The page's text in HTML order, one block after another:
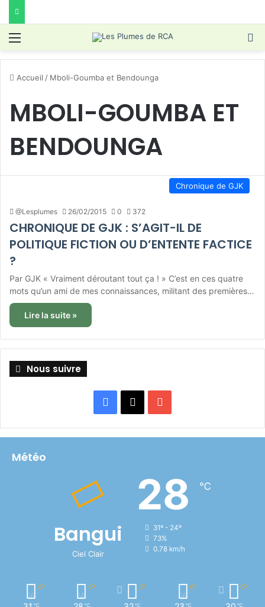
Menu
Accueil / Mboli-Goumba et Bendounga
MBOLI-GOUMBA ET
BENDOUNGA
Chronique de GJK
@Lesplumes 26/02/2015 0 372
CHRONIQUE DE GJK : S’AGIT-IL DE
POLITIQUE FICTION OU D’ENTENTE FACTICE
?
Par GJK « Vraiment déroutant tout ça ! » C’est en ces quatre
mots qu’un ami de mes connaissances, militant des premières…
Lire la suite »
Nous suivre
Facebook
X
Météo
Bangui
Ciel Clair
28 ℃
31º - 24º
73%
0.78 km/h
℃ ℃ ℃ ℃ ℃